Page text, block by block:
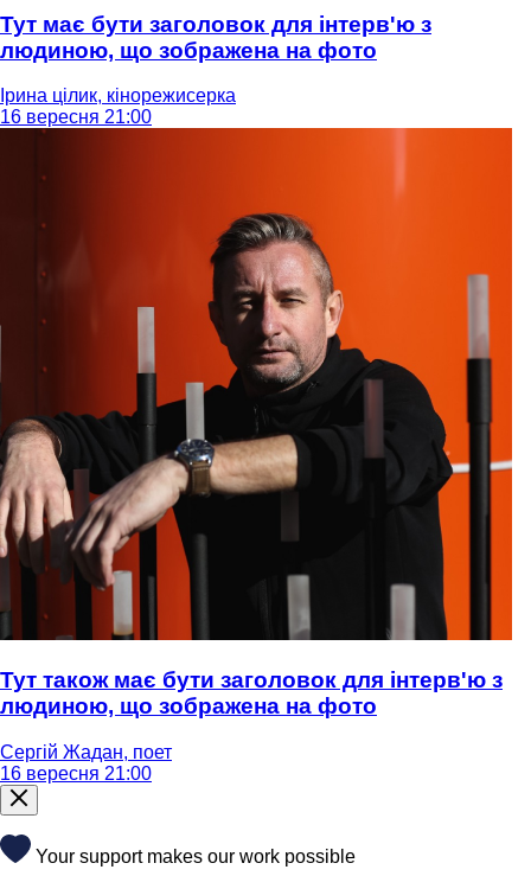
Тут має бути заголовок для інтерв'ю з
людиною, що зображена на фото
Ірина цілик, кінорежисерка
16 вересня 21:00
Тут також має бути заголовок для інтерв'ю з
людиною, що зображена на фото
Сергій Жадан, поет
16 вересня 21:00
Your support makes our work possible